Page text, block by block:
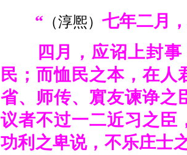
“ （淳熈） 七年二月，
四月，应诏上封事
民；而恤民之本，在人
省、师传、賔友谏诤之
议者不过一二近习之臣
功利之卑说，不乐庄士